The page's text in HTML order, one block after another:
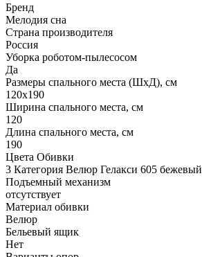
Бренд
Мелодия сна
Страна производителя
Россия
Уборка роботом-пылесосом
Да
Размеры спального места (ШхД), см
120х190
Ширина спального места, см
120
Длина спального места, см
190
Цвета Обивки
3 Категория Велюр Гелакси 605 бежевый
Подъемный механизм
отсутствует
Материал обивки
Велюр
Бельевый ящик
Нет